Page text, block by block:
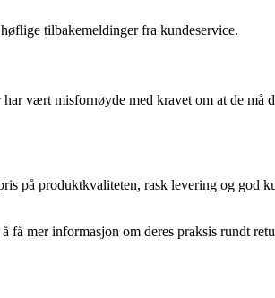
tilbakemeldinger fra kundeservice.
vært misfornøyde med kravet om at de må
på produktkvaliteten, rask levering og god
mer informasjon om deres praksis rundt